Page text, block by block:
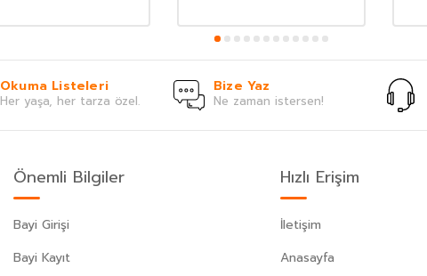
Okuma Listeleri
Her yaşa, her tarza özel.
Bize Yaz
Ne zaman istersen!
Önemli Bilgiler
Bayi Girişi
Bayi Kayıt
Hızlı Erişim
İletişim
Anasayfa